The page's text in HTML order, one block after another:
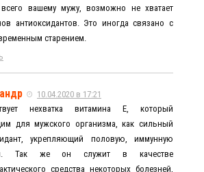
вашему мужу, возможно не хватает
антиоксидантов. Это иногда связано с
старением.
10.04.2020 в 17:21
нехватка витамина Е, который
для мужского организма, как сильный
укрепляющий половую, иммунную
Так же он служит в качестве
средства некоторых болезней,